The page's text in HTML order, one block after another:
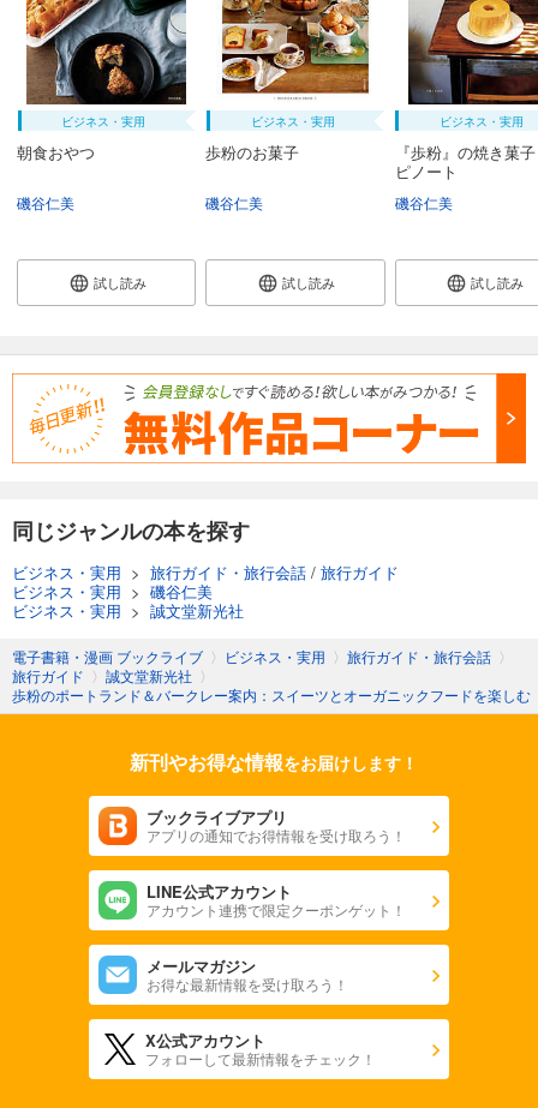
ビジネス・実用
朝食おやつ
磯谷仁美
試し読み
ビジネス・実用
歩粉のお菓子
磯谷仁美
試し読み
ビジネス・実用
『歩粉』の焼き菓
ピノート
磯谷仁美
試し読み
同じジャンルの本を探す
ビジネス・実用 > 旅行ガイド・旅行会話 / 旅行ガイド
ビジネス・実用 > 磯谷仁美
ビジネス・実用 > 誠文堂新光社
電子書籍・漫画 ブックライブ 〉 ビジネス・実用 〉 旅行ガイド・旅行会話 〉
旅行ガイド 〉 誠文堂新光社 〉
歩粉のポートランド＆バークレー案内：スイーツとオーガニックフードを楽しむ
新刊やお得な情報をお届けします！
ブックライブアプリ
アプリの通知でお得情報を受け取ろう！
LINE公式アカウント
アカウント連携で限定クーポンゲット！
メールマガジン
お得な最新情報を受け取ろう！
X公式アカウント
フォローして最新情報をチェック！